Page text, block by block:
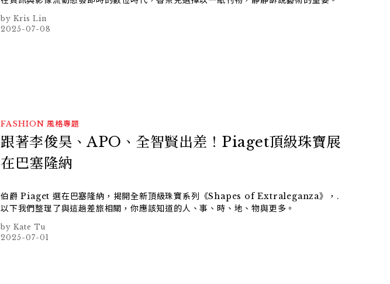
Kris Lin
2025-07-08
FASHION 風格專題
跟著李俊昊、APO、全智賢出差！Piaget頂級珠寶展
在巴塞隆納
伯爵 Piaget 選在巴塞隆納，揭開全新頂級珠寶系列《Shapes of Extraleganza》，.
以下我們整理了與這趟差旅相關，你應該知道的人、事、時、地、物與更多。
Kate Tu
2025-07-01